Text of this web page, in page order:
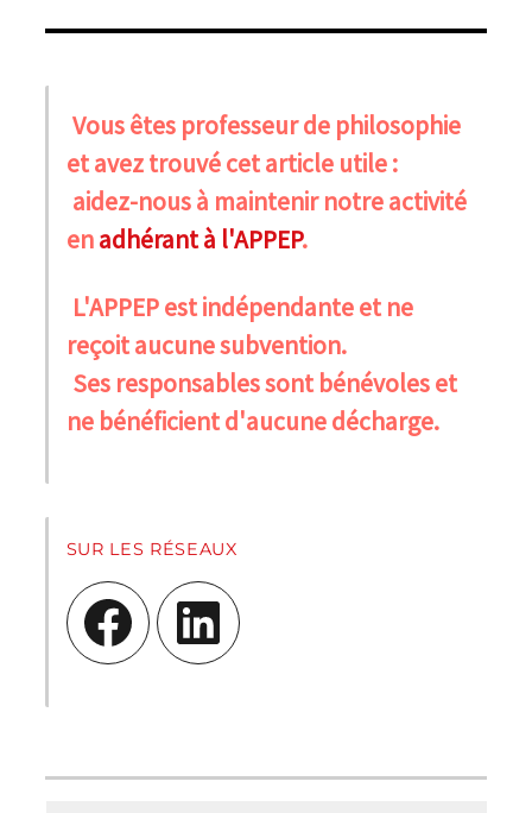
Vous êtes professeur de philosophie
et avez trouvé cet article utile :
aidez-nous à maintenir notre activité
enadhérant à l'APPEP.
L'APPEP est indépendante et ne
reçoit aucune subvention.
Ses responsables sont bénévoles et
ne bénéficient d'aucune décharge.
SUR LES RÉSEAUX
Facebook LinkedIn